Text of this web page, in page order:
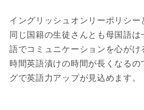
イングリッシュオンリーポリシー
同じ国籍の生徒さんとも母国語は
語でコミュニケーションを心がけ
時間英語漬けの時間が長くなるの
グで英語力アップが見込めます。